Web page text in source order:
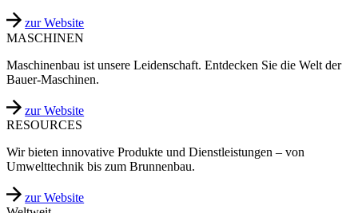
zur Website
MASCHINEN
Maschinenbau ist unsere Leidenschaft. Entdecken Sie die Welt der
Bauer-Maschinen.
zur Website
RESOURCES
Wir bieten innovative Produkte und Dienstleistungen – von
Umwelttechnik bis zum Brunnenbau.
zur Website